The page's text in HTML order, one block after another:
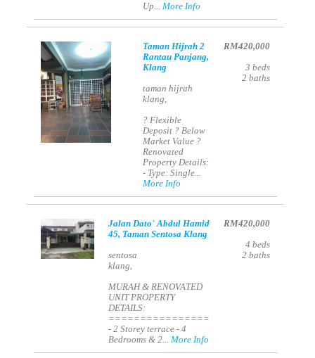
Up...More Info
Taman Hijrah 2
Rantau Panjang,
Klang
taman hijrah
klang,
? Flexible
Deposit ? Below
Market Value ?
Renovated
Property Details:
- Type: Single...
More Info
RM420,000
3 beds
2 baths
Jalan Dato' Abdul Hamid
45, Taman Sentosa Klang
sentosa
klang,
MURAH & RENOVATED
UNIT PROPERTY
DETAILS:
================
- 2 Storey terrace - 4
Bedrooms & 2...More Info
RM420,000
4 beds
2 baths